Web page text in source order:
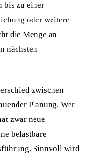
bis zu einer
oder weitere
die Menge an
nächsten
zwischen
Planung. Wer
zwar neue
belastbare
Sinnvoll wird